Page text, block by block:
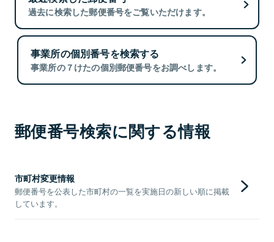
過去に検索した郵便番号をご覧いただけます。
事業所の個別番号を検索する
事業所の７けたの個別郵便番号をお調べします。
郵便番号検索に関する情報
市町村変更情報
郵便番号を公表した市町村の一覧を実施日の新しい順に掲載
しています。